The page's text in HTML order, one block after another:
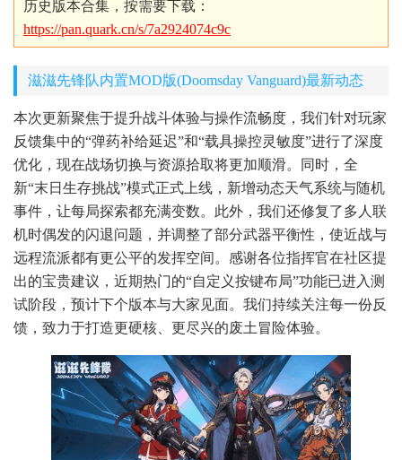
历史版本合集，按需要下载：
https://pan.quark.cn/s/7a2924074c9c
滋滋先锋队内置MOD版(Doomsday Vanguard)最新动态
本次更新聚焦于提升战斗体验与操作流畅度，我们针对玩家
反馈集中的“弹药补给延迟”和“载具操控灵敏度”进行了深度
优化，现在战场切换与资源拾取将更加顺滑。同时，全
新“末日生存挑战”模式正式上线，新增动态天气系统与随机
事件，让每局探索都充满变数。此外，我们还修复了多人联
机时偶发的闪退问题，并调整了部分武器平衡性，使近战与
远程流派都有更公平的发挥空间。感谢各位指挥官在社区提
出的宝贵建议，近期热门的“自定义按键布局”功能已进入测
试阶段，预计下个版本与大家见面。我们持续关注每一份反
馈，致力于打造更硬核、更尽兴的废土冒险体验。